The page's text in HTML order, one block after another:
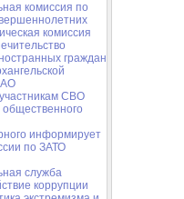
комиссия по
комиссия
граждан
СВО
информирует
по ЗАТО
cлужба
коррупции